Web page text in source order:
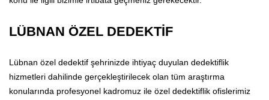
LÜBNAN ÖZEL DEDEKTİF
Lübnan özel dedektif şehrinizde ihtiyaç duyulan dedektiflik
hizmetleri dahilinde gerçekleştirilecek olan tüm araştırma
konularında profesyonel kadromuz ile özel dedektiflik ofislerimiz